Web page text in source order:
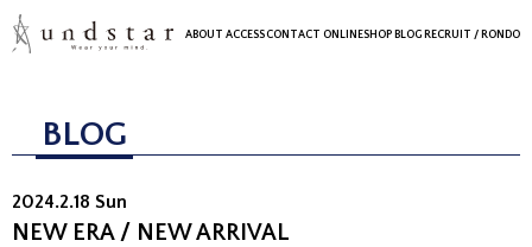
ABOUT ACCESSCONTACT ONLINESHOP BLOG RECRUIT / RONDO
BLOG
2024.2.18 Sun
NEW ERA / NEW ARRIVAL